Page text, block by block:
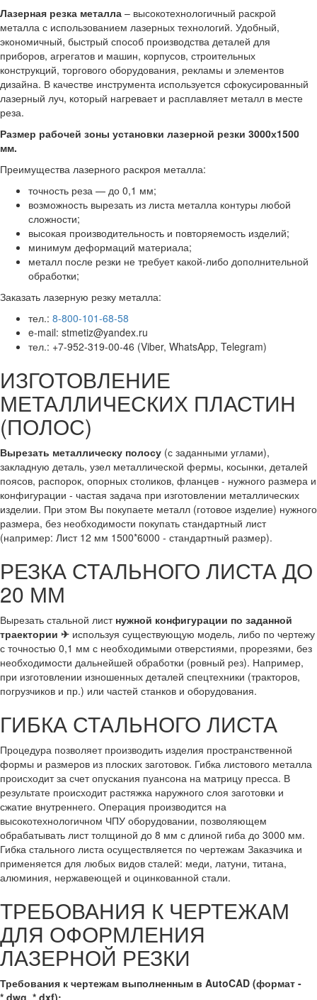
Лазерная резка металла – высокотехнологичный раскрой
металла с использованием лазерных технологий. Удобный,
экономичный, быстрый способ производства деталей для
приборов, агрегатов и машин, корпусов, строительных
конструкций, торгового оборудования, рекламы и элементов
дизайна. В качестве инструмента используется сфокусированный
лазерный луч, который нагревает и расплавляет металл в месте
реза.
Размер рабочей зоны установки лазерной резки 3000х1500
мм.
Преимущества лазерного раскроя металла:
точность реза — до 0,1 мм;
возможность вырезать из листа металла контуры любой
сложности;
высокая производительность и повторяемость изделий;
минимум деформаций материала;
металл после резки не требует какой-либо дополнительной
обработки;
Заказать лазерную резку металла:
тел.: 8-800-101-68-58
e-mail: stmetiz@yandex.ru
тел.: +7-952-319-00-46 (Viber, WhatsApp, Telegram)
ИЗГОТОВЛЕНИЕ
МЕТАЛЛИЧЕСКИХ ПЛАСТИН
(ПОЛОС)
Вырезать металлическу полосу (с заданными углами),
закладную деталь, узел металлической фермы, косынки, деталей
поясов, распорок, опорных столиков, фланцев - нужного размера и
конфигурации - частая задача при изготовлении металлических
изделии. При этом Вы покупаете металл (готовое изделие) нужного
размера, без необходимости покупать стандартный лист
(например: Лист 12 мм 1500*6000 - стандартный размер).
РЕЗКА СТАЛЬНОГО ЛИСТА ДО
20 ММ
Вырезать стальной лист нужной конфигурации по заданной
траектории ✈ используя существующую модель, либо по чертежу
с точностью 0,1 мм с необходимыми отверстиями, прорезями, без
необходимости дальнейшей обработки (ровный рез). Например,
при изготовлении изношенных деталей спецтехники (тракторов,
погрузчиков и пр.) или частей станков и оборудования.
ГИБКА СТАЛЬНОГО ЛИСТА
Процедура позволяет производить изделия пространственной
формы и размеров из плоских заготовок. Гибка листового металла
происходит за счет опускания пуансона на матрицу пресса. В
результате происходит растяжка наружного слоя заготовки и
сжатие внутреннего. Операция производится на
высокотехнологичном ЧПУ оборудовании, позволяющем
обрабатывать лист толщиной до 8 мм с длиной гиба до 3000 мм.
Гибка стального листа осуществляется по чертежам Заказчика и
применяется для любых видов сталей: меди, латуни, титана,
алюминия, нержавеющей и оцинкованной стали.
ТРЕБОВАНИЯ К ЧЕРТЕЖАМ
ДЛЯ ОФОРМЛЕНИЯ
ЛАЗЕРНОЙ РЕЗКИ
Требования к чертежам выполненным в AutoCAD (формат -